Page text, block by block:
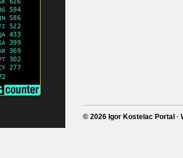
© 2026 Igor Kostelac Portal